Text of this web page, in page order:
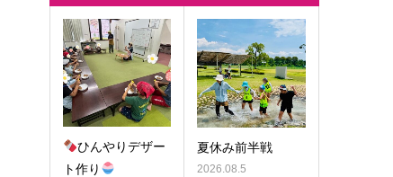
ひんやりデザー
ト作り
夏休み前半戦
2026.08.5